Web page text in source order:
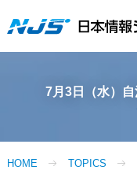
7月3日（水）
HOME TOPICS